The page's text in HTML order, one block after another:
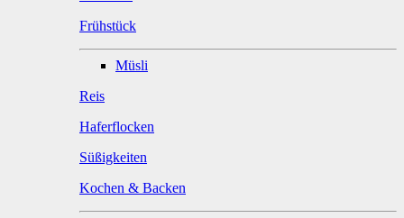
Frühstück
Müsli
Reis
Haferflocken
Süßigkeiten
Kochen & Backen